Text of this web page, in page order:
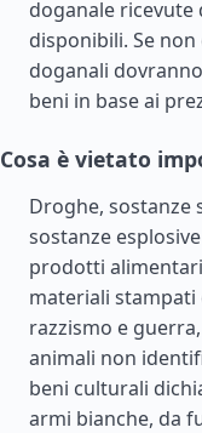
doganale
disponibili. Se
doganali
beni in base ai
Cosa è vietato
Droghe, sostanze
sostanze
prodotti
materiali stampati
razzismo e
animali non
beni culturali
armi bianche, da